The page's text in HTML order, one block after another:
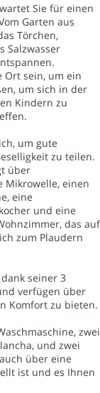
Sie für einen
Garten aus
Törchen,
Salzwasser
Ort sein, um ein
um sich in der
Kindern zu
um gute
zu teilen.
über
Mikrowelle, einen
eine
und eine
das auf
zum Plaudern
seiner 3
verfügen über
Komfort zu bieten.
zwei
und zwei
über eine
ist und es Ihnen